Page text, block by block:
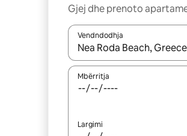
Gjej dhe prenoto
Vendndodhja
Kur rezultatet të jenë të
Mbërritja
Largimi